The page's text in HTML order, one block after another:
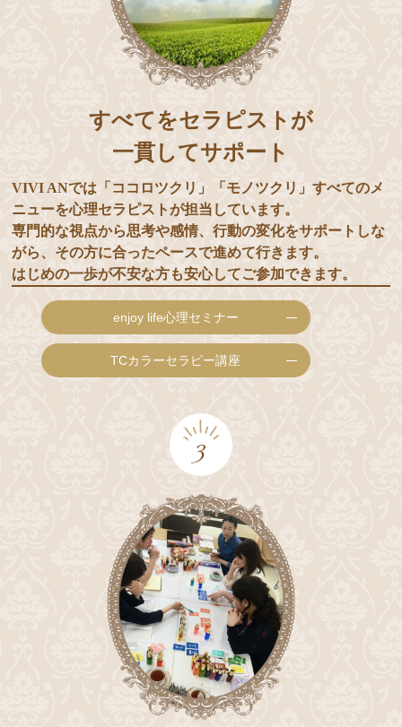
すべてをセラピストが
一貫してサポート
VIVI ANでは「ココロツクリ」「モノツクリ」すべてのメ
ニューを心理セラピストが担当しています。
専門的な視点から思考や感情、行動の変化をサポートしな
がら、その方に合ったペースで進めて行きます。
はじめの一歩が不安な方も安心してご参加できます。
enjoy life心理セミナー
TCカラーセラピー講座
3